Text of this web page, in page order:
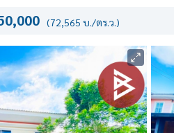
(72,565 บ./ตร.ว.)